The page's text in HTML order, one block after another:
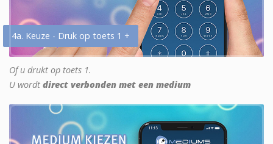
4a. Keuze - Druk op toets 1 +
Of u drukt op toets 1.
U wordt direct verbonden met een medium